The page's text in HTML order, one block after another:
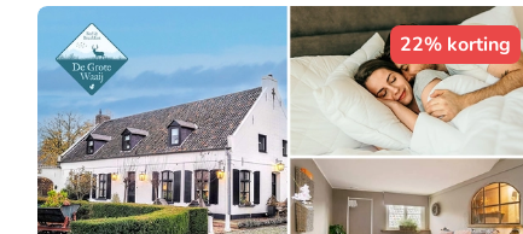
22% korting